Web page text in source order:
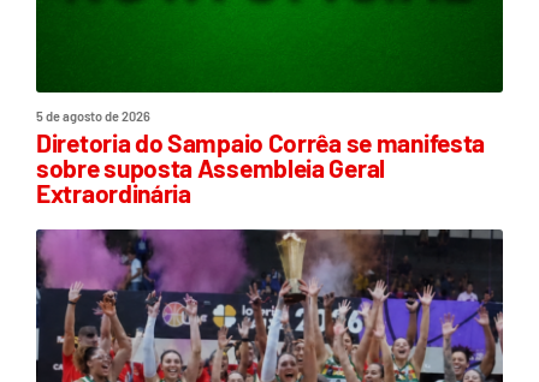
5 de agosto de 2026
Diretoria do Sampaio Corrêa se manifesta
sobre suposta Assembleia Geral
Extraordinária